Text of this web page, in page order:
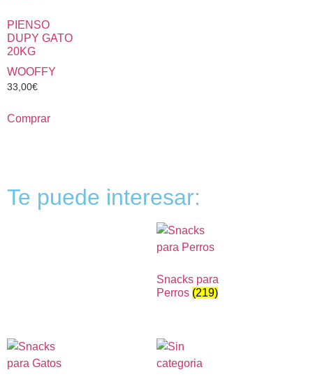
PIENSO
DUPY GATO
20KG
WOOFFY
33,00€
Comprar
Te puede interesar:
Snacks para
Perros (219)